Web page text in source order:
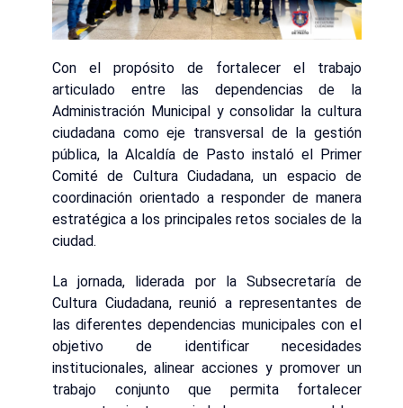
Con el propósito de fortalecer el trabajo
articulado entre las dependencias de la
Administración Municipal y consolidar la cultura
ciudadana como eje transversal de la gestión
pública, la Alcaldía de Pasto instaló el Primer
Comité de Cultura Ciudadana, un espacio de
coordinación orientado a responder de manera
estratégica a los principales retos sociales de la
ciudad.
La jornada, liderada por la Subsecretaría de
Cultura Ciudadana, reunió a representantes de
las diferentes dependencias municipales con el
objetivo de identificar necesidades
institucionales, alinear acciones y promover un
trabajo conjunto que permita fortalecer